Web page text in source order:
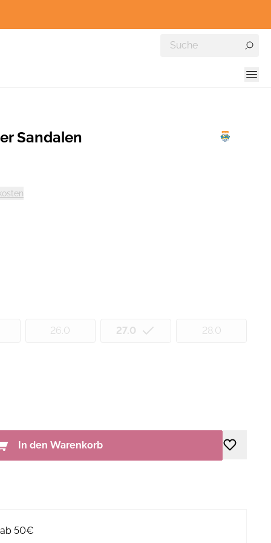
Sandalen
26.0 27.0 28.0
In den Warenkorb
50€